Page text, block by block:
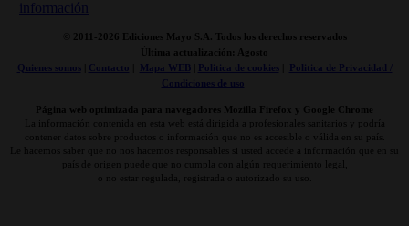
© 2011- 2026 Ediciones Mayo S.A. Todos los derechos reservados
Última actualización: Agosto
Quienes somos| Contacto Mapa WEB| Politica de cookies|
Politica de Privacidad /
Condiciones de uso
Página web optimizada para navegadores Mozilla Firefox y Google Chrome
La información contenida en esta web está dirigida a profesionales sanitarios y podría
contener datos sobre productos o información que no es accesible o válida en su país.
Le hacemos saber que no nos hacemos responsables si usted accede a información que en su
país de origen puede que no cumpla con algún requerimiento legal,
o no estar regulada, registrada o autorizado su uso.